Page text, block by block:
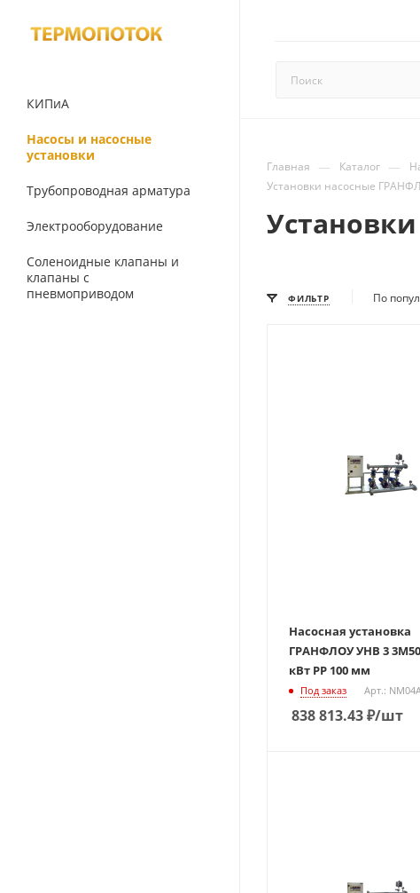
КИПиА
Насосы и насосные
установки
Трубопроводная арматура
Электрооборудование
Соленоидные клапаны и
клапаны с
пневмоприводом
Главная — Каталог —
Установки насосные
ФИЛЬТР По
Насосная установка
ГРАНФЛОУ УНВ 3
кВт РР 100 мм
Под заказ Арт.:
838 813.43₽/шт